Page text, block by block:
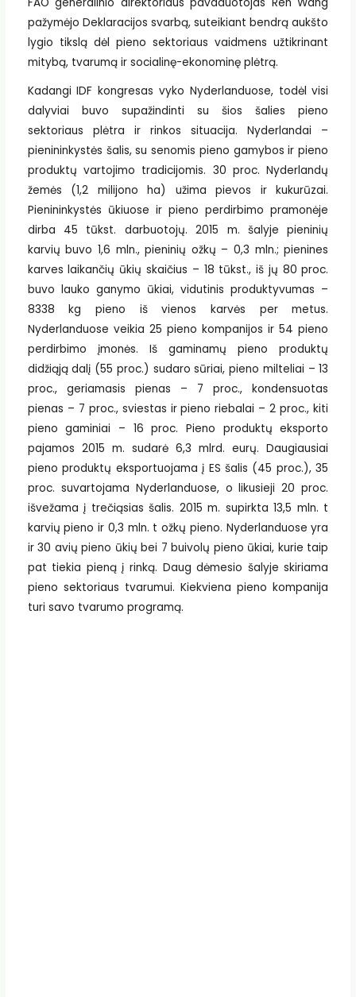
FAO generalinio direktoriaus pavaduotojas Ren Wang
pažymėjo Deklaracijos svarbą, suteikiant bendrą aukšto
lygio tikslą dėl pieno sektoriaus vaidmens užtikrinant
mitybą, tvarumą ir socialinę-ekonominę plėtrą.
Kadangi IDF kongresas vyko Nyderlanduose, todėl visi
dalyviai buvo supažindinti su šios šalies pieno
sektoriaus plėtra ir rinkos situacija. Nyderlandai –
pienininkystės šalis, su senomis pieno gamybos ir pieno
produktų vartojimo tradicijomis. 30 proc. Nyderlandų
žemės (1,2 milijono ha) užima pievos ir kukurūzai.
Pienininkystės ūkiuose ir pieno perdirbimo pramonėje
dirba 45 tūkst. darbuotojų. 2015 m. šalyje pieninių
karvių buvo 1,6 mln., pieninių ožkų – 0,3 mln.; pienines
karves laikančių ūkių skaičius – 18 tūkst., iš jų 80 proc.
buvo lauko ganymo ūkiai, vidutinis produktyvumas –
8338 kg pieno iš vienos karvės per metus.
Nyderlanduose veikia 25 pieno kompanijos ir 54 pieno
perdirbimo įmonės. Iš gaminamų pieno produktų
didžiąją dalį (55 proc.) sudaro sūriai, pieno milteliai – 13
proc., geriamasis pienas – 7 proc., kondensuotas
pienas – 7 proc., sviestas ir pieno riebalai – 2 proc., kiti
pieno gaminiai – 16 proc. Pieno produktų eksporto
pajamos 2015 m. sudarė 6,3 mlrd. eurų. Daugiausiai
pieno produktų eksportuojama į ES šalis (45 proc.), 35
proc. suvartojama Nyderlanduose, o likusieji 20 proc.
išvežama į trečiąsias šalis. 2015 m. supirkta 13,5 mln. t
karvių pieno ir 0,3 mln. t ožkų pieno. Nyderlanduose yra
ir 30 avių pieno ūkių bei 7 buivolų pieno ūkiai, kurie taip
pat tiekia pieną į rinką. Daug dėmesio šalyje skiriama
pieno sektoriaus tvarumui. Kiekviena pieno kompanija
turi savo tvarumo programą.